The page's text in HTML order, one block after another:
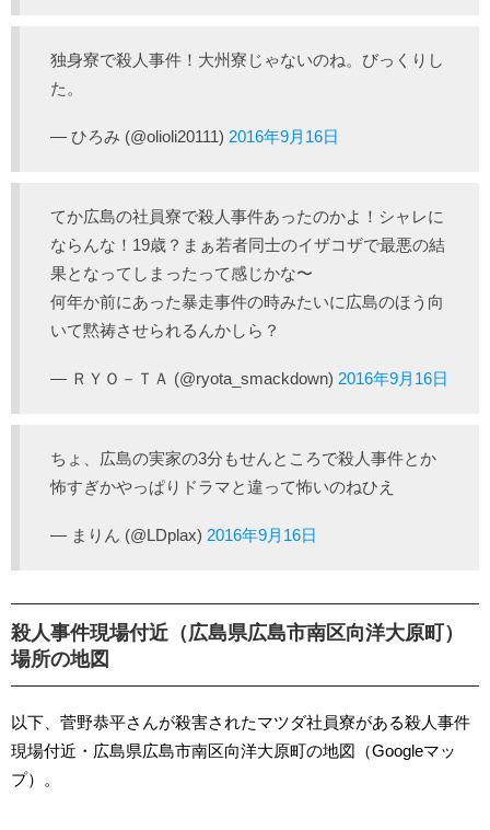
独身寮で殺人事件！大州寮じゃないのね。びっくりし
た。
— ひろみ (@olioli20111) 2016年9月16日
てか広島の社員寮で殺人事件あったのかよ！シャレに
ならんな！19歳？まぁ若者同士のイザコザで最悪の結
果となってしまったって感じかな〜
何年か前にあった暴走事件の時みたいに広島のほう向
いて黙祷させられるんかしら？
— ＲＹＯ－ＴＡ (@ryota_smackdown) 2016年9月16日
ちょ、広島の実家の3分もせんところで殺人事件とか
怖すぎかやっぱりドラマと違って怖いのねひえ
— まりん (@LDplax) 2016年9月16日
殺人事件現場付近（広島県広島市南区向洋大原町）
場所の地図
以下、菅野恭平さんが殺害されたマツダ社員寮がある殺人事件
現場付近・広島県広島市南区向洋大原町の地図（Googleマッ
プ）。